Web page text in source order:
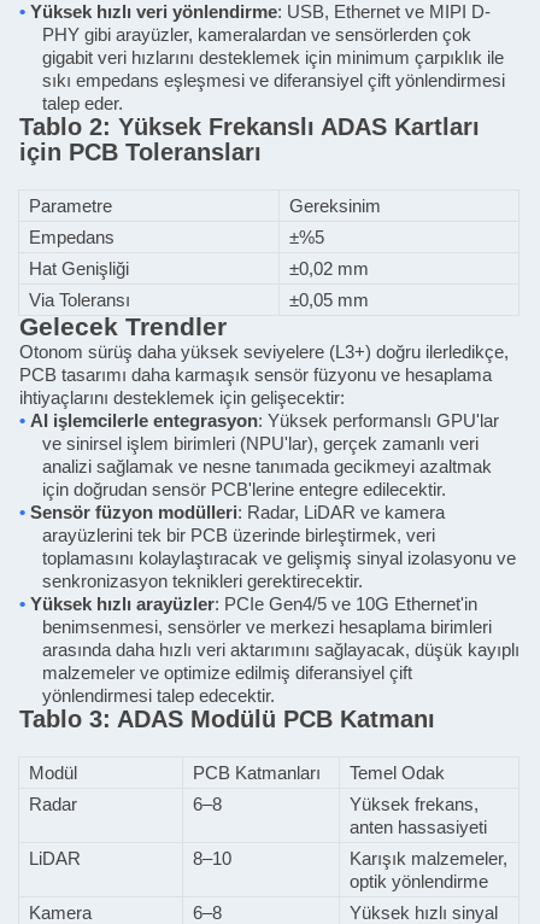
• Yüksek hızlı veri yönlendirme: USB, Ethernet ve MIPI D-
PHY gibi arayüzler, kameralardan ve sensörlerden çok
gigabit veri hızlarını desteklemek için minimum çarpıklık ile
sıkı empedans eşleşmesi ve diferansiyel çift yönlendirmesi
talep eder.
Tablo 2: Yüksek Frekanslı ADAS Kartları
için PCB Toleransları
Parametre
Gereksinim
Empedans
±%5
Hat Genişliği
±0,02 mm
Via Toleransı
±0,05 mm
Gelecek Trendler
Otonom sürüş daha yüksek seviyelere (L3+) doğru ilerledikçe,
PCB tasarımı daha karmaşık sensör füzyonu ve hesaplama
ihtiyaçlarını desteklemek için gelişecektir:
• AI işlemcilerle entegrasyon: Yüksek performanslı GPU'lar
ve sinirsel işlem birimleri (NPU'lar), gerçek zamanlı veri
analizi sağlamak ve nesne tanımada gecikmeyi azaltmak
için doğrudan sensör PCB'lerine entegre edilecektir.
• Sensör füzyon modülleri: Radar, LiDAR ve kamera
arayüzlerini tek bir PCB üzerinde birleştirmek, veri
toplamasını kolaylaştıracak ve gelişmiş sinyal izolasyonu ve
senkronizasyon teknikleri gerektirecektir.
• Yüksek hızlı arayüzler: PCIe Gen4/5 ve 10G Ethernet'in
benimsenmesi, sensörler ve merkezi hesaplama birimleri
arasında daha hızlı veri aktarımını sağlayacak, düşük kayıplı
malzemeler ve optimize edilmiş diferansiyel çift
yönlendirmesi talep edecektir.
Tablo 3: ADAS Modülü PCB Katmanı
Modül PCB Katmanları
Temel Odak
Radar
6–8
Yüksek frekans,
anten hassasiyeti
LiDAR
8–10
Karışık malzemeler,
optik yönlendirme
Kamera
6–8
Yüksek hızlı sinyal